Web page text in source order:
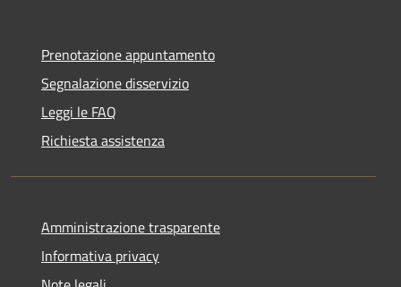
Prenotazione appuntamento
Segnalazione disservizio
Leggi le FAQ
Richiesta assistenza
Amministrazione trasparente
Informativa privacy